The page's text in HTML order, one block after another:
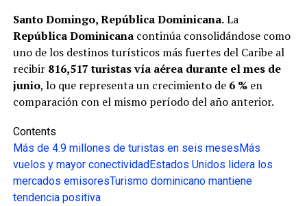
Santo Domingo, República Dominicana.La
República Dominicanacontinúa consolidándose como
uno de los destinos turísticos más fuertes del Caribe al
recibir 816,517 turistas vía aérea durante el mes de
junio, lo que representa un crecimiento de 6 %en
comparación con el mismo período del año anterior.
Contents
Más de 4.9 millones de turistas en seis meses Más
vuelos y mayor conectividad Estados Unidos lidera los
mercados emisoresTurismo dominicano mantiene
tendencia positiva